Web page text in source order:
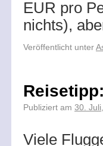
EUR pro
nichts),
Veröffentlicht unter
Publiziert am 30.
Viele